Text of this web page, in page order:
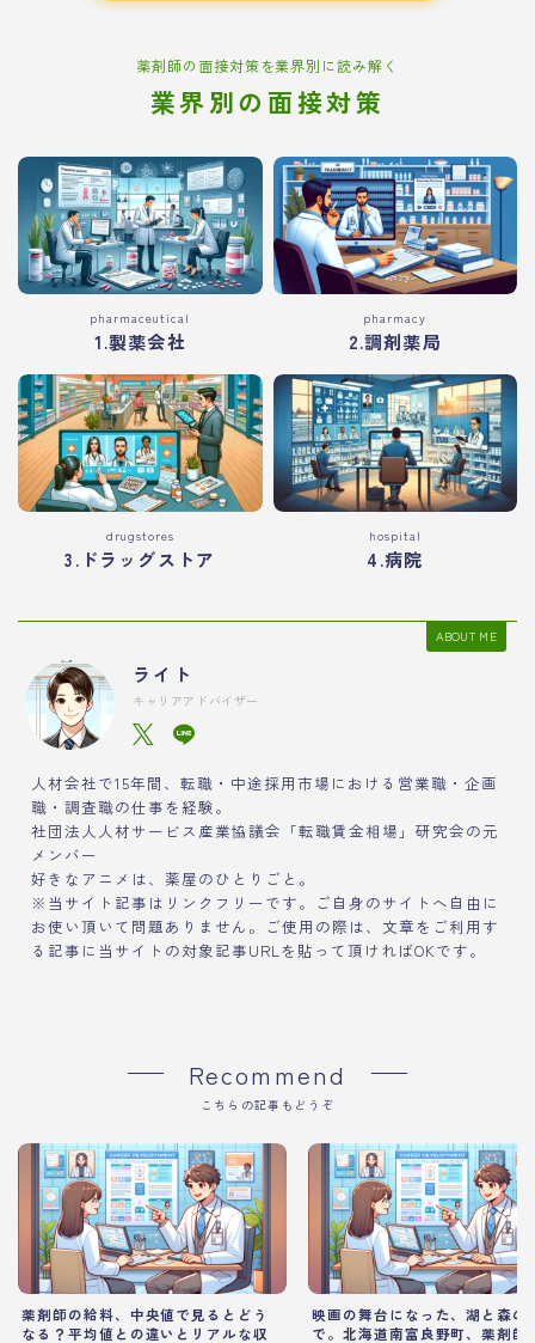
薬剤師の面接対策を業界別に読み解く
業界別の面接対策
pharmaceutical
1.製薬会社
pharmacy
2.調剤薬局
drugstores
3.ドラッグストア
hospital
4.病院
ABOUT ME
ライト
キャリアアドバイザー
人材会社で15年間、転職・中途採用市場における営業職・企画
職・調査職の仕事を経験。
社団法人人材サービス産業協議会「転職賃金相場」研究会の元
メンバー
好きなアニメは、薬屋のひとりごと。
※当サイト記事はリンクフリーです。ご自身のサイトへ自由に
お使い頂いて問題ありません。ご使用の際は、文章をご利用す
る記事に当サイトの対象記事URLを貼って頂ければOKです。
Recommend
こちらの記事もどうぞ
薬剤師の給料、中央値で見るとどう
なる？平均値との違いとリアルな収
映画の舞台になった、湖と森の
で。北海道南富良野町、薬剤師